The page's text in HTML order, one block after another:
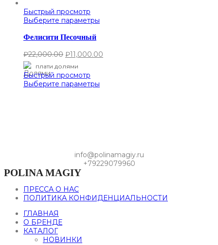
Быстрый просмотр
Выберите параметры
Фелисити Песочный
₽22,000.00 ₽11,000.00
плати долями
Быстрый просмотр
Выберите параметры
info@polinamagiy.ru
+79229079960
POLINA MAGIY
ПРЕССА О НАС
ПОЛИТИКА КОНФИДЕНЦИАЛЬНОСТИ
ГЛАВНАЯ
О БРЕНДЕ
КАТАЛОГ
НОВИНКИ